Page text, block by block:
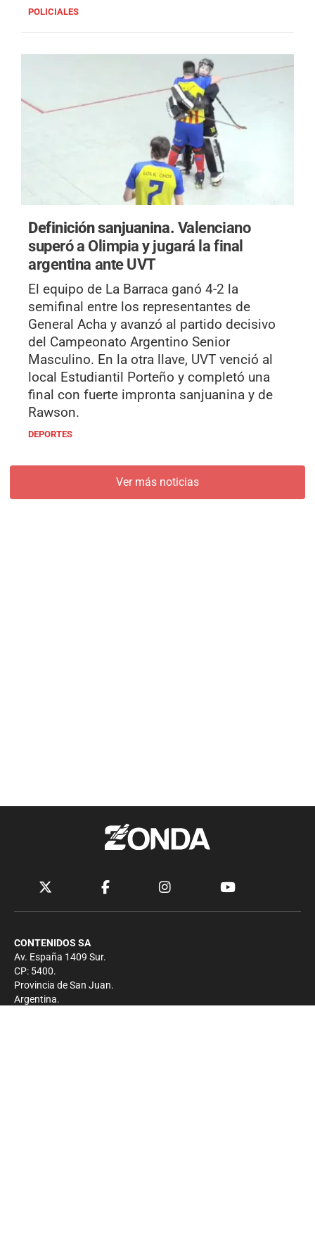
POLICIALES
Definición sanjuanina. Valenciano
superó a Olimpia y jugará la final
argentina ante UVT
El equipo de La Barraca ganó 4-2 la
semifinal entre los representantes de
General Acha y avanzó al partido decisivo
del Campeonato Argentino Senior
Masculino. En la otra llave, UVT venció al
local Estudiantil Porteño y completó una
final con fuerte impronta sanjuanina y de
Rawson.
DEPORTES
Ver más noticias
CONTENIDOS SA
Av. España 1409 Sur.
CP: 5400.
Provincia de San Juan.
Argentina.